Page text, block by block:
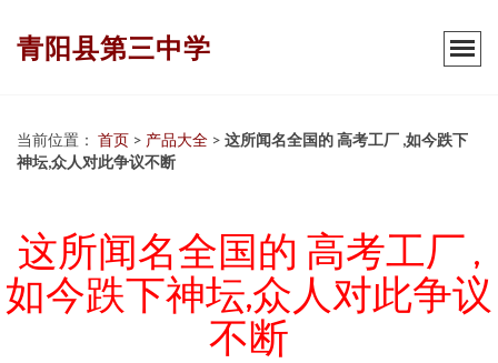
青阳县第三中学
当前位置： 首页 > 产品大全 > 这所闻名全国的 高考工厂 ,如今跌下
神坛,众人对此争议不断
这所闻名全国的 高考工厂 ,
如今跌下神坛,众人对此争议
不断